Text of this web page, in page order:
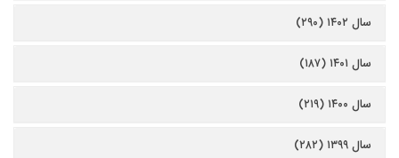
سال ۱۴۰۲ (۲۹۰)
سال ۱۴۰۱ (۱۸۷)
سال ۱۴۰۰ (۲۱۹)
سال ۱۳۹۹ (۲۸۲)